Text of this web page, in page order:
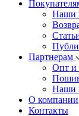
Наши
Партнерам
Опт и
Наши
О компании
Контакты